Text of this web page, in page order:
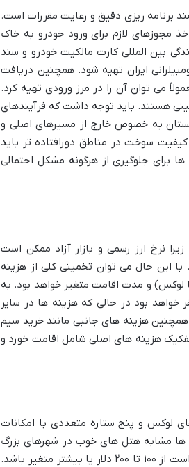
برنامه ریزی دقیق و رعایت مقررات است.
مجوزهای لازم برای ورود خودرو به خاک
بین المللی کارت مالکیت خودرو و سند
ایران تهیه شود. همچنین دریافت
می توان آن را در مرز ورودی تهیه کرد.
هستند. باید توجه داشت که فرآیندهای
به خصوص خارج از مسیرهای اصلی و
سوخت در مناطق دورافتاده تر باید
برای جلوگیری از هرگونه مشکل احتمالی
نرخ ارز رسمی و بازار آزاد ممکن است
این حال می توان تخمینی کلی از هزینه
لوکس) و مدت اقامت متغیر خواهد بود. به
بود در حالی که هزینه ها در سایر
هزینه های جانبی مانند خرید سیم
هزینه های اصلی شامل اقامت خورد و
لوکس و پنج ستاره متعددی با امکانات
ها مشابه هتل های خوب در شهرهای بزرگ
اروپایی است. برای مثال هزینه یک شب اقامت در هتل های لوکس ممکن است از ۱۰۰ تا ۲۰۰ دلار یا بیشتر متغیر باشد.